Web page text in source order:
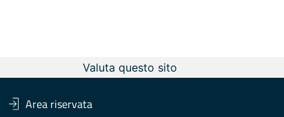
Valuta questo sito
Area riservata